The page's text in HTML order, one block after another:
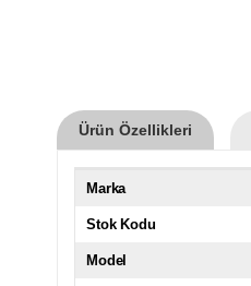
Ürün Özellikleri
Marka
Stok Kodu
Model